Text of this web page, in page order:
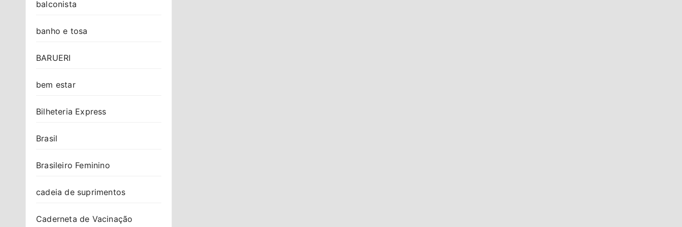
balconista
banho e tosa
BARUERI
bem estar
Bilheteria Express
Brasil
Brasileiro Feminino
cadeia de suprimentos
Caderneta de Vacinação